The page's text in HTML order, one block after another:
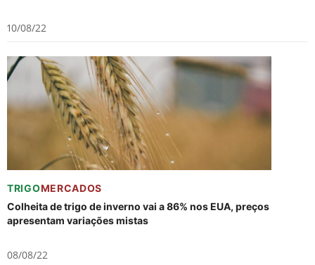
10/08/22
TRIGOMERCADOS
Colheita de trigo de inverno vai a 86% nos EUA, preços
apresentam variações mistas
08/08/22